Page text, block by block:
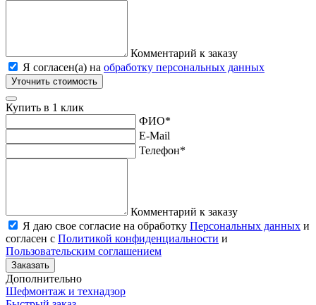
Комментарий к заказу
Я согласен(а) на обработку персональных данных
Уточнить стоимость
Купить в 1 клик
ФИО*
E-Mail
Телефон*
Комментарий к заказу
Я даю свое согласие на обработку Персональных данных и
согласен с Политикой конфиденциальности и
Пользовательским соглашением
Заказать
Дополнительно
Шефмонтаж и технадзор